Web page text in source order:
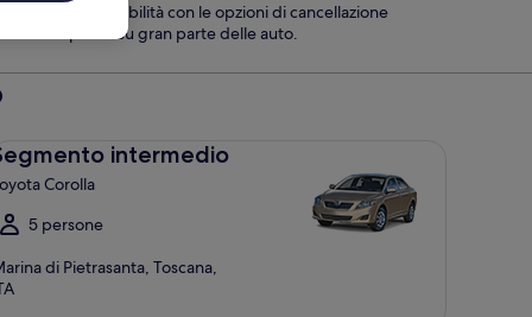
Massima flessibilità con le opzioni di cancellazione
senza penali su gran parte delle auto.
intermedio
Corolla
5 persone
di Pietrasanta, Toscana,